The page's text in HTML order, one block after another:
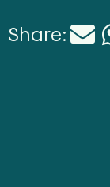
Share: